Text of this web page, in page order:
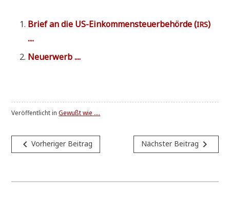
Brief an die US-Ein­kom­men­steu­er­be­hör­de (IRS)
....
Neu­erwerb ....
Veröffentlicht inGewußt wie ....
Beitragsnavigation
navigate_beforeVorheriger Beitrag Nächster Beitrag navigate_next